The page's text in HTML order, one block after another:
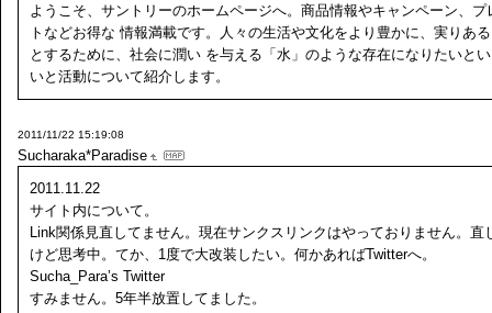
ようこそ、サントリーのホームページへ。商品情報やキャンペーン、プ
トなどお得な 情報満載です。人々の生活や文化をより豊かに、実りあ
とするために、社会に潤い を与える「水」のような存在になりたいと
いと活動について紹介します。
2011/11/22 15:19:08
Sucharaka*Paradise
2011.11.22
サイト内について。
Link関係見直してません。現在サンクスリンクはやっておりません。直
けど思考中。てか、1度で大改装したい。何かあればTwitterへ。
Sucha_Para’s Twitter
すみません。5年半放置してました。